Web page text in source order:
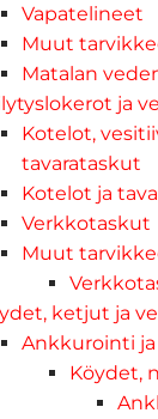
Vapatelineet
Muut
Matalan
ja
Kotelot,
tavarataskut
Kotelot ja
Verkkotaskut
Muut
ketjut ja
Ankkurointi
Köydet,